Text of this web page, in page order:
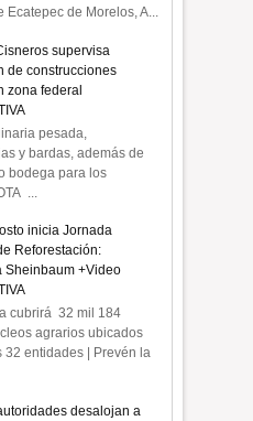
Ecatepec de Morelos, A...
supervisa
de construcciones
zona federal
pesada,
y bardas, además de
bodega para los
...
inicia Jornada
Reforestación:
Sheinbaum +Video
cubrirá 32 mil 184
agrarios ubicados
entidades | Prevén la
desalojan a